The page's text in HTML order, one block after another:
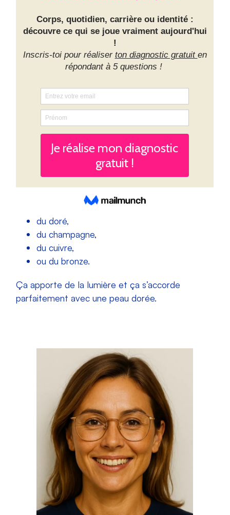
du doré,
du champagne,
du cuivre,
ou du bronze.
Ça apporte de la lumière et ça s’accorde
parfaitement avec une peau dorée.